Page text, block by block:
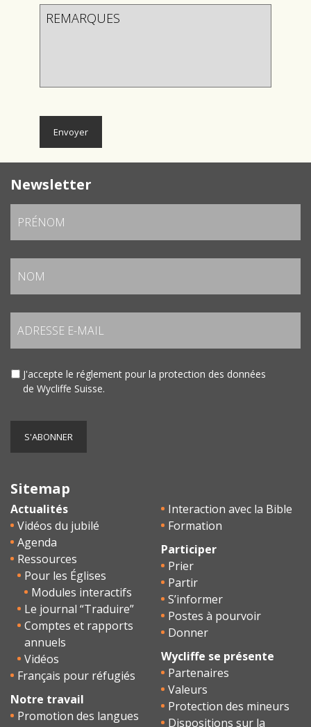
Newsletter
J'accepte le réglement pour la protection des données
de Wycliffe Suisse.
Sitemap
Actualités
Vidéos du jubilé
Agenda
Ressources
Pour les Églises
Modules interactifs
Le journal “Traduire”
Comptes et rapports
annuels
Vidéos
Français pour réfugiés
Notre travail
Promotion des langues
Interaction avec la Bible
Formation
Participer
Prier
Partir
S’informer
Postes à pourvoir
Donner
Wycliffe se présente
Partenaires
Valeurs
Protection des mineurs
Dispositions sur la